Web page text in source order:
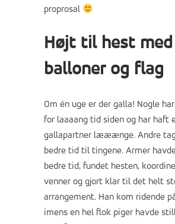
proprosal
Højt til hest med
balloner og flag
Om én uge er der galla! Nogle
for laaaang tid siden og har haft
gallapartner lææænge. Andre
bedre tid til tingene. Armer
bedre tid, fundet hesten,
venner og gjort klar til det helt
arrangement. Han kom ridende
imens en hel flok piger havde